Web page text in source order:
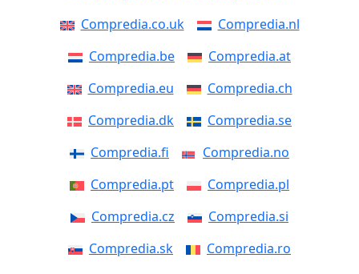
Compredia.co.uk
Compredia.nl
Compredia.be
Compredia.at
Compredia.eu
Compredia.ch
Compredia.dk
Compredia.se
Compredia.fi
Compredia.no
Compredia.pt
Compredia.pl
Compredia.cz
Compredia.si
Compredia.sk
Compredia.ro